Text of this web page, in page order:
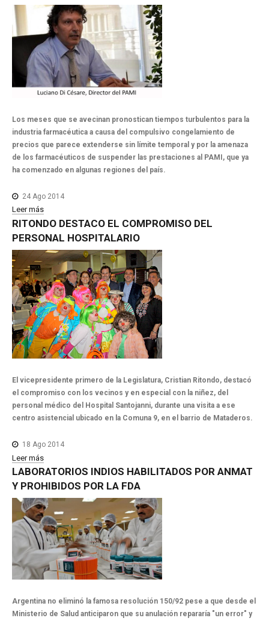
Los meses que se avecinan pronostican tiempos turbulentos para la
industria farmacéutica a causa del compulsivo congelamiento de
precios que parece extenderse sin límite temporal y por la amenaza
de los farmacéuticos de suspender las prestaciones al PAMI, que ya
ha comenzado en algunas regiones del país.
24 Ago 2014
Leer más
RITONDO DESTACO EL COMPROMISO DEL
PERSONAL HOSPITALARIO
El vicepresidente primero de la Legislatura, Cristian Ritondo, destacó
el compromiso con los vecinos y en especial con la niñez, del
personal médico del Hospital Santojanni, durante una visita a ese
centro asistencial ubicado en la Comuna 9, en el barrio de Mataderos.
18 Ago 2014
Leer más
LABORATORIOS INDIOS HABILITADOS POR ANMAT
Y PROHIBIDOS POR LA FDA
Argentina no eliminó la famosa resolución 150/92 pese a que desde el
Ministerio de Salud anticiparon que su anulación repararía "un error" y